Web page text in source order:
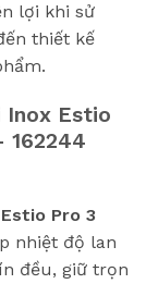
lợi khi sử
thiết kế
Inox Estio
162244
Pro 3
nhiệt độ lan
đều, giữ trọn